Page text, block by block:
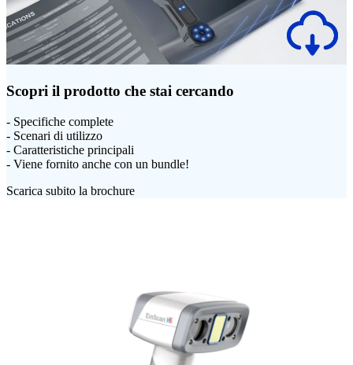
Scopri il prodotto che stai cercando
- Specifiche complete
- Scenari di utilizzo
- Caratteristiche principali
- Viene fornito anche con un bundle!
Scarica subito la brochure